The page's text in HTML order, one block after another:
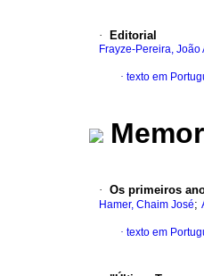
· Editorial
Frayze-Pereira, João
· texto em
· Os primeiros
Hamer, Chaim José;
· texto em